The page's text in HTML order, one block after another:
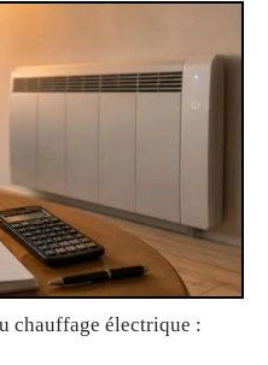
chauffage électrique :